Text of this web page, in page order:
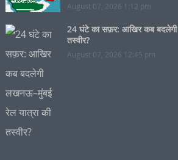
August 07, 2026 1:12 pm
24 घंटे का सफ़र: आखिर कब
तस्वीर?
August 07, 2026 12:45 pm